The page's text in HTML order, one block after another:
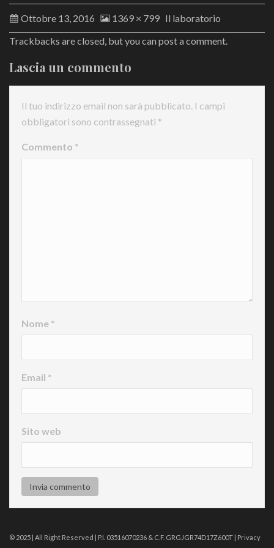
Ottobre 13, 2016 1369 × 799 Il laboratorio
Trackbacks are closed, but you can post a comment
Lascia un commento
Il tuo indirizzo email non sarà pubblicato. I campi
obbligatori sono contrassegnati *
Commento *
Nome *
Email *
Sito web
© 2025 | All Right Reserved | P.I. 03516070236 & C.F. GRGJGR74D17Z600T | Privacy